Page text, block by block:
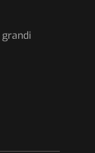
grandi